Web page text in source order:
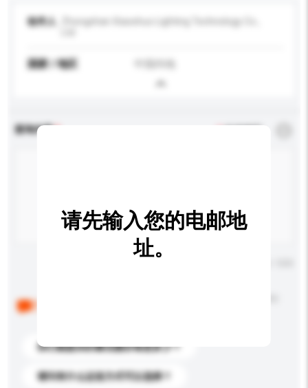
收件人
国家 / 地区
查询内容
你们能提供的最优惠价格是多少？
请问有什么运送方式可以选择？
请先输入您的电邮地
址。